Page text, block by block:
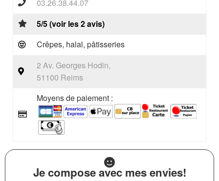
03.26.38.44.07
5/5 (voir les 2 avis)
Crêpes, halal, pâtisseries
2 Av. Georges Hodin,
51100 Reims
Moyens de paiement :
Je compose avec mes envies!